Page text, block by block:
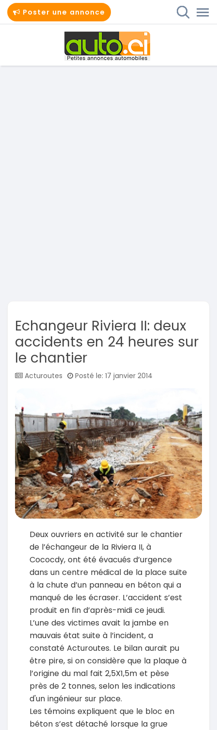
Poster une annonce
Echangeur Riviera II: deux
accidents en 24 heures sur
le chantier
Acturoutes Posté le: 17 janvier 2014
Deux ouvriers en activité sur le chantier
de l’échangeur de la Riviera II, à
Cococdy, ont été évacués d’urgence
dans un centre médical de la place suite
à la chute d’un panneau en béton qui a
manqué de les écraser. L’accident s’est
produit en fin d’après-midi ce jeudi.
L’une des victimes avait la jambe en
mauvais état suite à l’incident, a
constaté Acturoutes. Le bilan aurait pu
être pire, si on considère que la plaque à
l’origine du mal fait 2,5X1,5m et pèse
près de 2 tonnes, selon les indications
d'un ingénieur sur place.
Les témoins expliquent que le bloc en
béton s’est détaché lorsque la grue